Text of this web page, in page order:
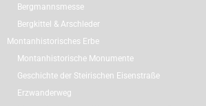
Bergmannsmesse
Bergkittel & Arschleder
Montanhistorisches Erbe
Montanhistorische Monumente
Geschichte der Steirischen Eisenstraße
Erzwanderweg